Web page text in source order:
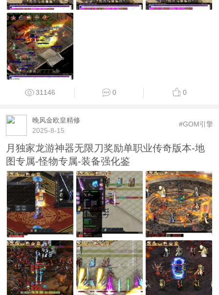
31146 0 0
晚风金欧皇精修
2025-8-15
#GOM引擎
月独家龙游神器无限刀奖励单职业传奇版本-地
图专属-怪物专属-装备强化鉴